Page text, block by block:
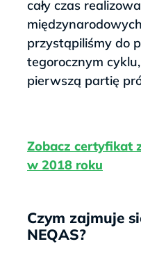
cały czas
przystąpiliśmy do
tegorocznym
pierwszą partię
Zobacz certyfikat
w 2018 roku
Czym zajmuje
NEQAS?